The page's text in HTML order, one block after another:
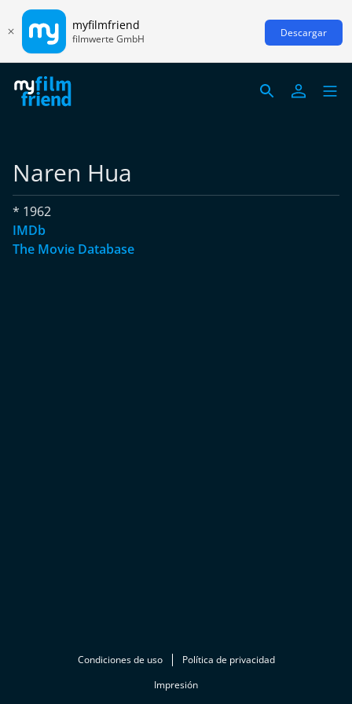
myfilmfriend
filmwerte GmbH Descargar
Naren Hua
* 1962
IMDb
The Movie Database
Condiciones de uso
Política de privacidad
Impresión